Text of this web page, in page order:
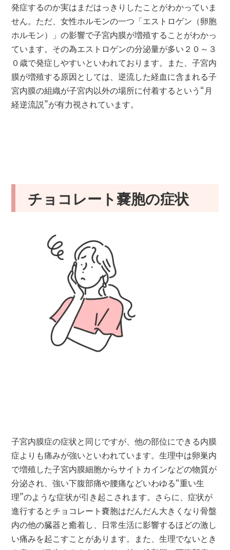
発症するのか実はまだはっきりしたことがわかっていま
せん。ただ、女性ホルモンの一つ「エストロゲン（卵胞
ホルモン）」の影響で子宮内膜が増殖することがわかっ
ています。その為エストロゲンの分泌量が多い２０～３
０歳で発症しやすいといわれております。また、子宮内
膜が増殖する原因としては、逆流した経血に含まれる子
宮内膜の組織が子宮内以外の場所に付着するという“月
経逆流説”が有力視されています。
チョコレート嚢胞の症状
子宮内膜症の症状と同じですが、他の部位にできる内膜
症よりも痛みが強いといわれています。生理中は卵巣内
で増殖した子宮内膜細胞からサイトカインなどの物質が
分泌され、強い下腹部痛や腰痛などいわゆる“重い生
理”のような症状が引き起こされます。さらに、症状が
進行するとチョコレート嚢胞はだんだん大きくなり骨盤
内の他の臓器と癒着し、日常生活に影響するほどの激し
い痛みを起こすことがあります。また、生理でないとき